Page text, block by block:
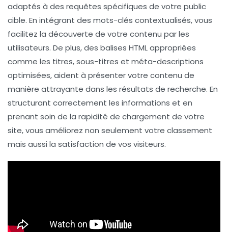
adaptés à des requêtes spécifiques de votre public
cible. En intégrant des mots-clés contextualisés, vous
facilitez la découverte de votre contenu par les
utilisateurs. De plus, des balises HTMLappropriées
comme les titres, sous-titres et méta-descriptions
optimisées, aident à présenter votre contenu de
manière attrayante dans les résultats de recherche. En
structurant correctement les informations et en
prenant soin de la rapidité de chargement de votre
site, vous améliorez non seulement votre classement
mais aussi la satisfaction de vos visiteurs.